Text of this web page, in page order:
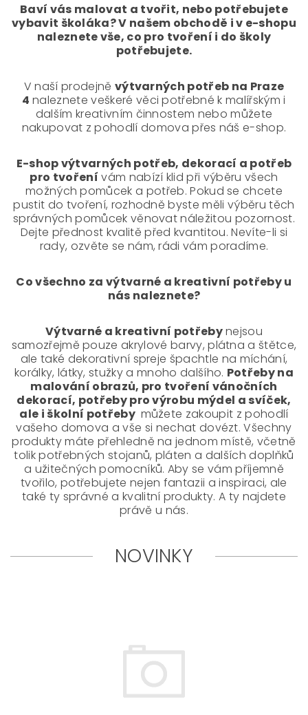
Baví vás malovat a tvořit, nebo potřebujete
vybavit školáka? V našem obchodě i v e-shopu
naleznete vše, co pro tvoření i do školy
potřebujete.
V naší prodejně výtvarných potřeb na Praze
4naleznete veškeré věci potřebné k malířským i
dalším kreativním činnostem nebo můžete
nakupovat z pohodlí domova přes náš e-shop.
E-shop výtvarných potřeb, dekorací a potřeb
pro tvoření vám nabízí klid při výběru všech
možných pomůcek a potřeb. Pokud se chcete
pustit do tvoření, rozhodně byste měli výběru těch
správných pomůcek věnovat náležitou pozornost.
Dejte přednost kvalitě před kvantitou. Nevíte-li si
rady, ozvěte se nám, rádi vám poradíme.
Co všechno za výtvarné a kreativní potřeby u
nás naleznete?
Výtvarné a kreativní potřebynejsou
samozřejmě pouze akrylové barvy, plátna a štětce,
ale také dekorativní spreje špachtle na míchání,
korálky, látky, stužky a mnoho dalšího. Potřeby na
malování obrazů, pro tvoření vánočních
dekorací, potřeby pro výrobu mýdel a svíček,
ale i školní potřeby můžete zakoupit z pohodlí
vašeho domova a vše si nechat dovézt. Všechny
produkty máte přehledně na jednom místě, včetně
tolik potřebných stojanů, pláten a dalších doplňků
a užitečných pomocníků. Aby se vám příjemně
tvořilo, potřebujete nejen fantazii a inspiraci, ale
také ty správné a kvalitní produkty. A ty najdete
právě u nás.
NOVINKY